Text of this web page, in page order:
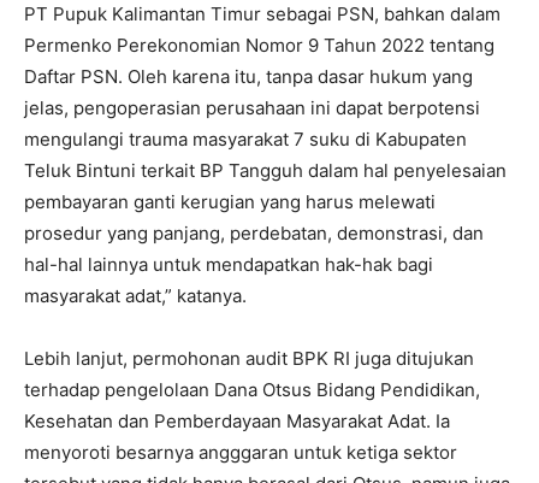
PT Pupuk Kalimantan Timur sebagai PSN, bahkan dalam
Permenko Perekonomian Nomor 9 Tahun 2022 tentang
Daftar PSN. Oleh karena itu, tanpa dasar hukum yang
jelas, pengoperasian perusahaan ini dapat berpotensi
mengulangi trauma masyarakat 7 suku di Kabupaten
Teluk Bintuni terkait BP Tangguh dalam hal penyelesaian
pembayaran ganti kerugian yang harus melewati
prosedur yang panjang, perdebatan, demonstrasi, dan
hal-hal lainnya untuk mendapatkan hak-hak bagi
masyarakat adat,” katanya.
Lebih lanjut, permohonan audit BPK RI juga ditujukan
terhadap pengelolaan Dana Otsus Bidang Pendidikan,
Kesehatan dan Pemberdayaan Masyarakat Adat. Ia
menyoroti besarnya angggaran untuk ketiga sektor